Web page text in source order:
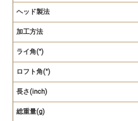
ヘッド製法
加工方法
ライ角(°)
ロフト角(°)
長さ(inch)
総重量(g)